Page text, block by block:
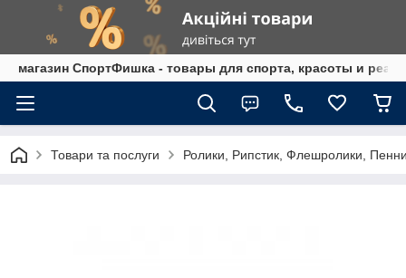
магазин СпортФишка - товары для спорта, красоты и
Товари та послуги Ролики, Рипстик, Флешролики,